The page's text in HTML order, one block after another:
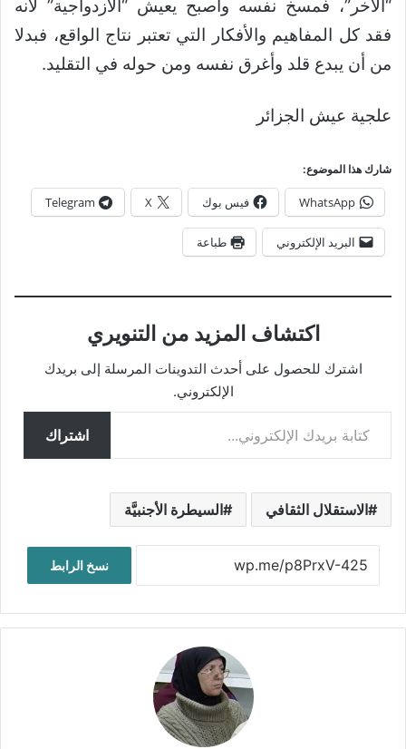
“الآخر”، فمسخ نفسه وأصبح يعيش “الازدواجية” لأنه
فقد كل المفاهيم والأفكار التي تعتبر نتاج الواقع، فبدلا
من أن يبدع قلد وأغرق نفسه ومن حوله في التقليد.
علجية عيش الجزائر
شارك هذا الموضوع:
WhatsApp فيس بوك X
Telegram
البريد الإلكتروني طباعة
اكتشاف المزيد من التنويري
اشترك للحصول على أحدث التدوينات المرسلة إلى بريدك
الإلكتروني.
كتابة بريدك الإلكتروني...
اشتراك
الاستقلال الثقافي السيطرة الأجنبيَّة
نسخ الرابط